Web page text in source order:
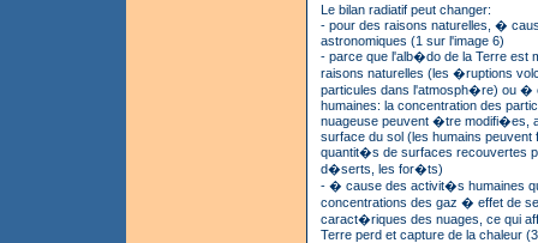
Le bilan radiatif peut changer:
- pour des raisons naturelles, �
astronomiques (1 sur l'image 6)
- parce que l'alb�do de la Terre est
raisons naturelles (les �ruptions
particules dans l'atmosph�re) ou
humaines: la concentration des
nuageuse peuvent �tre modifi�es,
surface du sol (les humains peuvent
quantit�s de surfaces recouvertes
d�serts, les for�ts)
- � cause des activit�s humaines
concentrations des gaz � effet de
caract�riques des nuages, ce qui
Terre perd et capture de la chaleur